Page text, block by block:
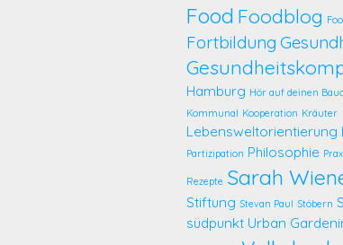
Food Foodblog
Fortbildung
Hamburg Hör auf deinen
Kommunal Kooperation Kräuter
Lebensweltorientierung
Partizipation Philosophie
Rezepte Sarah
Stiftung Stevan Paul Stöbern
südpunkt Urban